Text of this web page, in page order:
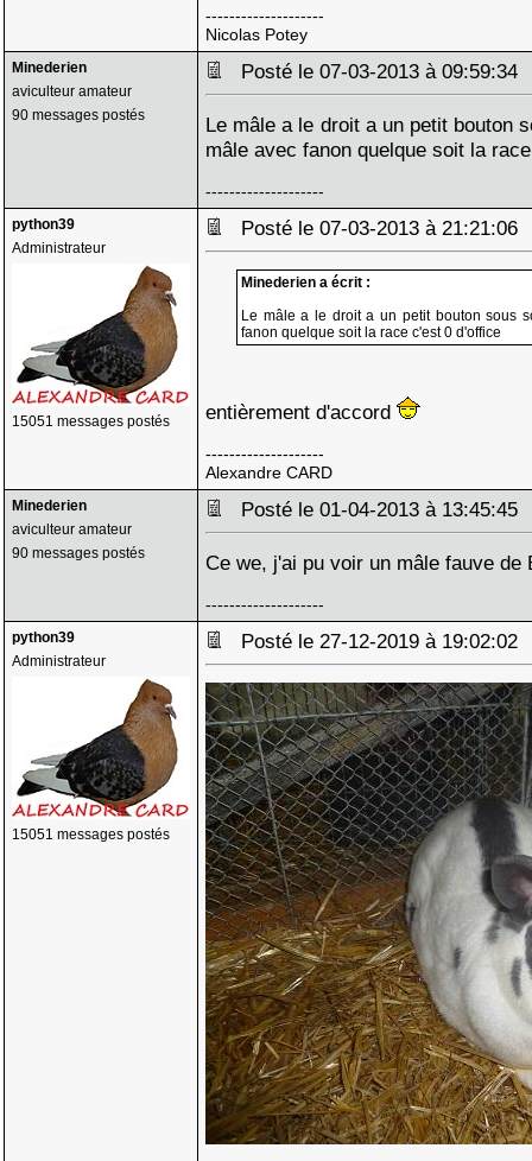
--------------------
Nicolas Potey
Minederien
aviculteur amateur
90 messages postés
Posté le 07-03-2013 à
Le mâle a le droit a un petit bouton
mâle avec fanon quelque soit la
--------------------
python39
Administrateur
15051 messages postés
Posté le 07-03-2013 à
Minederien a écrit :
Le mâle a le droit a un petit bouton sous
fanon quelque soit la race c'est 0 d'office
entièrement d'accord
--------------------
Alexandre CARD
Minederien
aviculteur amateur
90 messages postés
Posté le 01-04-2013 à
Ce we, j'ai pu voir un mâle fauve de
--------------------
python39
Administrateur
15051 messages postés
Posté le 27-12-2019 à